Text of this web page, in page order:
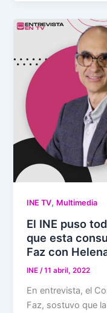
INE TV, Multimedia
El INE puso
que esta
Faz con
INE/11 abril, 2022
En entrevista, el
Faz, sostuvo que